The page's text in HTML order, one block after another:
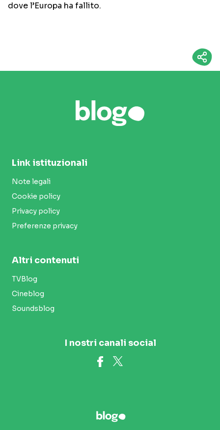
dove l’Europa ha fallito.
Link istituzionali
Note legali
Cookie policy
Privacy policy
Preferenze privacy
Altri contenuti
TVBlog
Cineblog
Soundsblog
I nostri canali social